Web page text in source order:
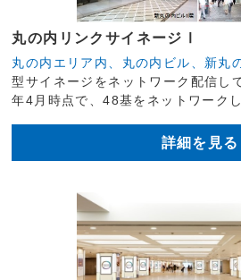
丸の内リンクサイネージⅠ
丸の内エリア内、丸の内ビル、新丸
型サイネージをネットワーク配信し
年4月時点で、48基をネットワークし
詳細を見る